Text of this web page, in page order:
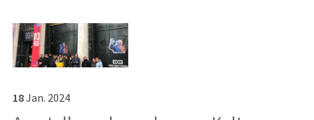
18Jan. 2024